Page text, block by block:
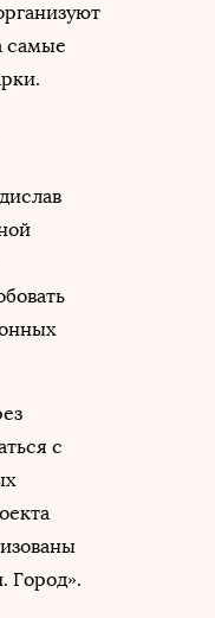
самые
с
Город».